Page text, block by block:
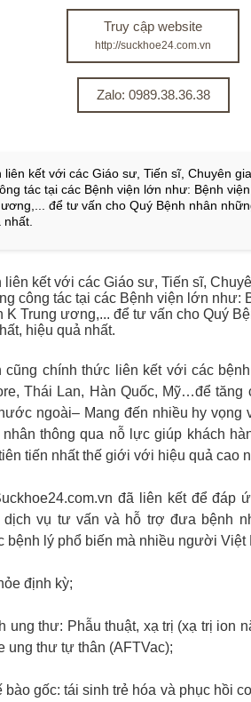
Truy cập website
http://suckhoe24.com.vn
Zalo: 0989.38.36.38
liên kết với các Giáo sư, Tiến sĩ, Chuyên
tác tại các Bệnh viện lớn như: Bệnh
để tư vấn cho Quý Bệnh nhân
liên kết với các Giáo sư, Tiến sĩ,
công tác tại các Bệnh viện lớn như:
Trung ương,... để tư vấn cho Quý
hiệu quả nhất.
cũng chính thức liên kết với các
Thái Lan, Hàn Quốc, Mỹ…để
ngoài– Mang đến nhiều hy vọng
thông qua nỗ lực giúp khách
tiến nhất thế giới với hiệu quả cao
đã liên kết để đáp
dịch vụ tư vấn và hỗ trợ đưa bệnh
lý phổ biến mà nhiều người Việt
định kỳ;
ung thư: Phẫu thuật, xạ trị (xạ trị ion
ung thư tự thân (AFTVac);
bào gốc: tái sinh trẻ hóa và phục hồi